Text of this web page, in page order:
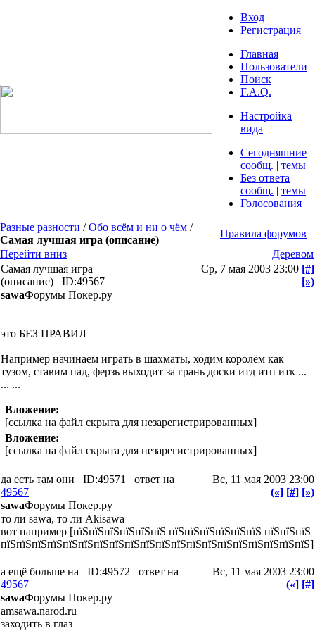
Вход
Регистрация
Главная
Пользователи
Поиск
F.A.Q.
Настройка
вида
Сегодняшние
сообщ. | темы
Без ответа
сообщ. | темы
Голосования
Разные разности /Обо всём и ни о чём /
Самая лучшая игра (описание)
Правила форумов
Перейти вниз
Деревом
Самая лучшая игра
(описание)
ID:49567
Ср, 7 мая 2003 23:00 [#]
[»)
sawaФорумы Покер.ру
это БЕЗ ПРАВИЛ
Например начинаем играть в шахматы, ходим королём как
тузом, ставим пад, ферзь выходит за грань доски итд итп итк ...
... ...
Вложение:
[ссылка на файл скрыта для незарегистрированных]
Вложение:
[ссылка на файл скрыта для незарегистрированных]
да есть там они ID:49571
ответ на
49567
Вс, 11 мая 2003 23:00
(«] [#] [»)
sawaФорумы Покер.ру
то ли sawa, то ли Akisawa
вот например [пїЅпїЅпїЅпїЅпїЅпїЅ пїЅпїЅпїЅпїЅпїЅпїЅ пїЅпїЅпїЅ
пїЅпїЅпїЅпїЅпїЅпїЅпїЅпїЅпїЅпїЅпїЅпїЅпїЅпїЅпїЅпїЅпїЅпїЅпїЅпїЅ]
а ещё больше на ID:49572 ответ на
49567
Вс, 11 мая 2003 23:00
(«] [#]
sawaФорумы Покер.ру
amsawa.narod.ru
заходить в глаз